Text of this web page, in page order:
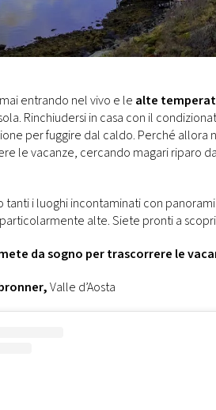
entrando nel vivo e le alte
Rinchiudersi in casa con il
per fuggire dal caldo. Perché allora
le vacanze, cercando magari riparo
tanti i luoghi incontaminati con
alte. Siete pronti a
da sogno per trascorrere le
Valle d’Aosta